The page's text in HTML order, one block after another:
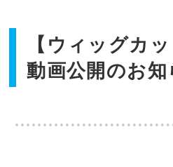
【ウィッグカ
動画公開のお知